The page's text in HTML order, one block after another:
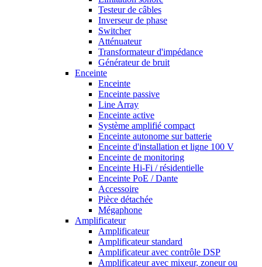
Testeur de câbles
Inverseur de phase
Switcher
Atténuateur
Transformateur d'impédance
Générateur de bruit
Enceinte
Enceinte
Enceinte passive
Line Array
Enceinte active
Système amplifié compact
Enceinte autonome sur batterie
Enceinte d'installation et ligne 100 V
Enceinte de monitoring
Enceinte Hi-Fi / résidentielle
Enceinte PoE / Dante
Accessoire
Pièce détachée
Mégaphone
Amplificateur
Amplificateur
Amplificateur standard
Amplificateur avec contrôle DSP
Amplificateur avec mixeur, zoneur ou